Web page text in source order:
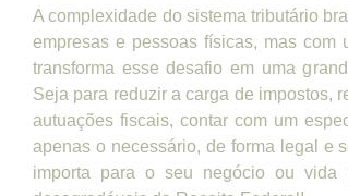
A complexidade do sistema tributário
empresas e pessoas físicas, mas com
transforma esse desafio em uma
Seja para reduzir a carga de impostos,
autuações fiscais, contar com um
apenas o necessário, de forma legal e
importa para o seu negócio ou vida